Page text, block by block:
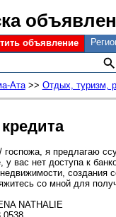
объявление
Ата>> Отдых, туризм,
/ госпожа, я предлагаю
вас нет доступа к
со мной для
NATHALIE